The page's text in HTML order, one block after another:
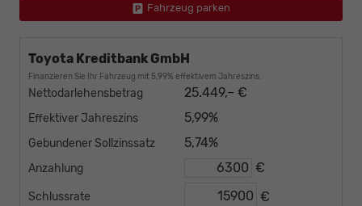
Fahrzeug parken
Toyota Kreditbank GmbH
Finanzieren Sie Ihr Fahrzeug mit 5,99% effektivem Jahreszins.
Nettodarlehensbetrag 25.449,– €
Effektiver Jahreszins 5,99%
Gebundener Sollzinssatz 5,74%
Anzahlung €
Schlussrate €